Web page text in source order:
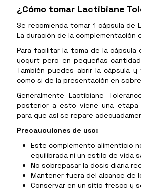
¿Cómo tomar Lactibiane
Se recomienda tomar 1 cápsula
La duración de la complementación
Para facilitar la toma de la cápsula
yogurt pero en pequeñas
También puedes abrir la cápsula
como si de la presentación en
Generalmente Lactibiane
posterior a esto viene una etapa
para que así se repare
Precaucuiones de uso:
Este complemento alimenticio
equilibrada ni un estilo de vida
No sobrepasar la dosis diaria
Mantener fuera del alcance de
Conservar en un sitio fresco y